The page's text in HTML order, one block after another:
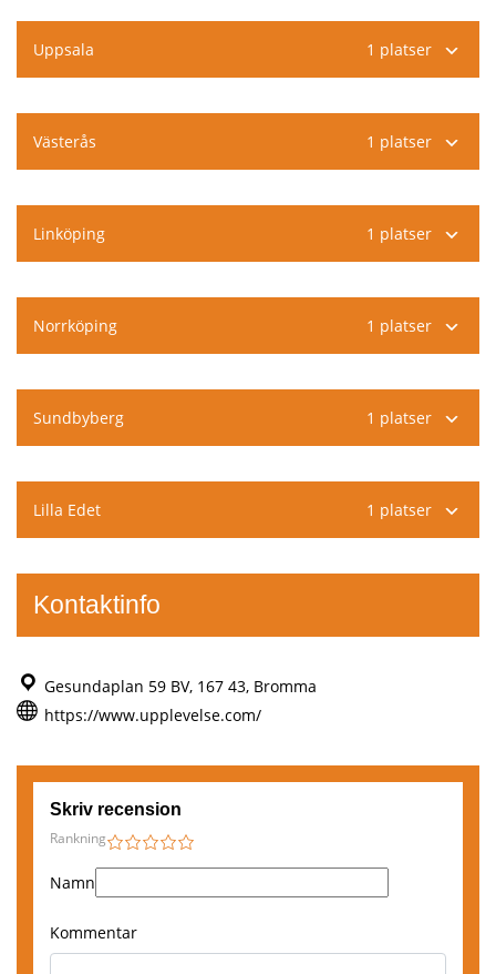
,
Boka här
,
Boka här
,
Boka här
Uppsala 1 platser
,
Boka här
Västerås 1 platser
,
Boka här
Linköping 1 platser
,
Norrköping 1 platser
,
Norrköping
Sundbyberg 1 platser
,
Sundbyberg
Boka här
Lilla Edet 1 platser
,
Lilla Edet
Boka här
Kontaktinfo
Gesundaplan 59 BV, 167 43, Bromma
https://www.upplevelse.com/
Skriv recension
Rankning 5
4
3
2
1
Namn
Kommentar